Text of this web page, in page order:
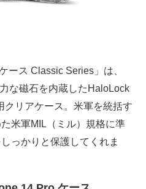
ス Classic Series」は、
な磁石を内蔵したHaloLock
クリアケース。米軍を統括す
米軍MIL（ミル）規格に準
っかりと保護してくれま